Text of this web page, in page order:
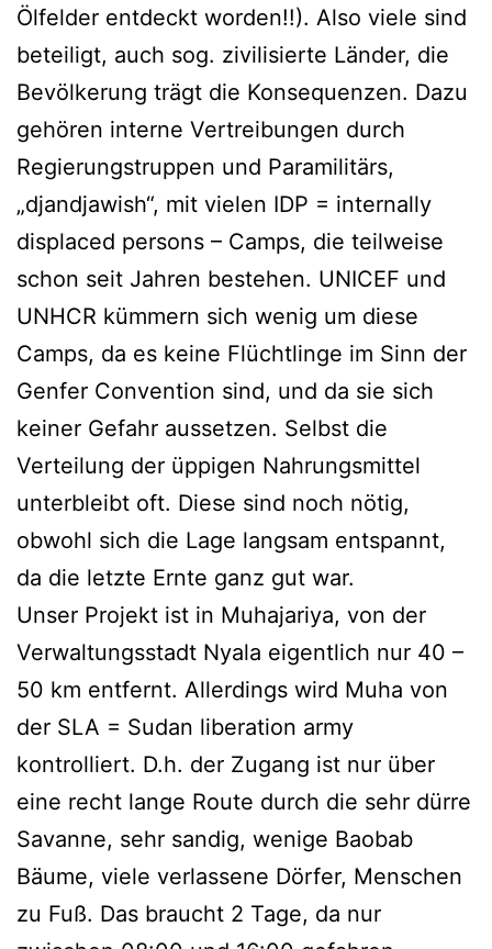
Ölfelder entdeckt worden!!). Also viele sind
beteiligt, auch sog. zivilisierte Länder, die
Bevölkerung trägt die Konsequenzen. Dazu
gehören interne Vertreibungen durch
Regierungstruppen und Paramilitärs,
„djandjawish“, mit vielen IDP = internally
displaced persons – Camps, die teilweise
schon seit Jahren bestehen. UNICEF und
UNHCR kümmern sich wenig um diese
Camps, da es keine Flüchtlinge im Sinn der
Genfer Convention sind, und da sie sich
keiner Gefahr aussetzen. Selbst die
Verteilung der üppigen Nahrungsmittel
unterbleibt oft. Diese sind noch nötig,
obwohl sich die Lage langsam entspannt,
da die letzte Ernte ganz gut war.
Unser Projekt ist in Muhajariya, von der
Verwaltungsstadt Nyala eigentlich nur 40 –
50 km entfernt. Allerdings wird Muha von
der SLA = Sudan liberation army
kontrolliert. D.h. der Zugang ist nur über
eine recht lange Route durch die sehr dürre
Savanne, sehr sandig, wenige Baobab
Bäume, viele verlassene Dörfer, Menschen
zu Fuß. Das braucht 2 Tage, da nur